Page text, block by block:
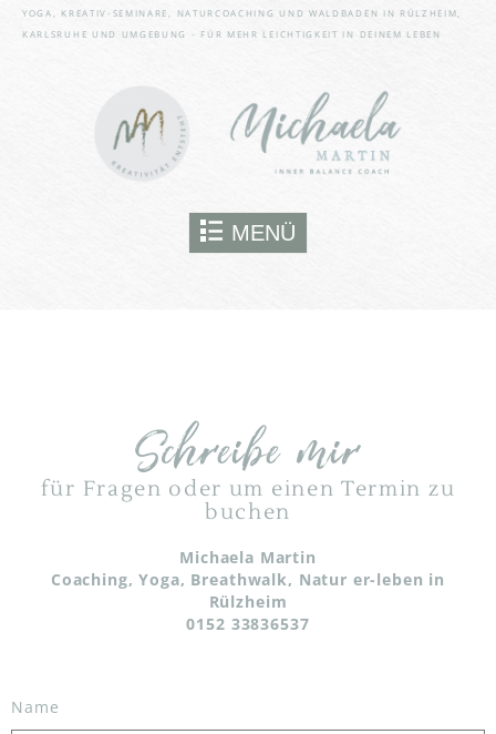
YOGA, KREATIV-SEMINARE, NATURCOACHING UND WALDBADEN IN RÜLZHEIM,
KARLSRUHE UND UMGEBUNG - FÜR MEHR LEICHTIGKEIT IN DEINEM LEBEN
MENÜ
Skip to content
Schreibe mir
für Fragen oder um einen Termin zu
buchen
Michaela Martin
Coaching, Yoga, Breathwalk, Natur er-leben in
Rülzheim
0152 33836537
Name
bestimmte Funktionen der
Website wie den Zugriff auf
wesentliche Teile der Website
nicht genutzt werden.
Immer aktiv